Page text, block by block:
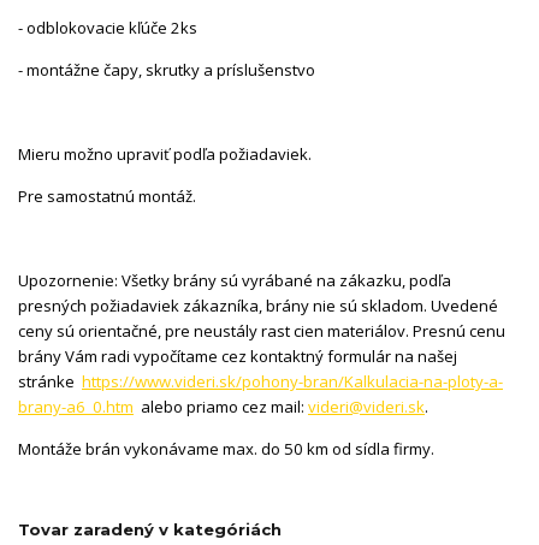
- odblokovacie kľúče 2ks
- montážne čapy, skrutky a príslušenstvo
Mieru možno upraviť podľa požiadaviek.
Pre samostatnú montáž.
Upozornenie: Všetky brány sú vyrábané na zákazku, podľa
presných požiadaviek zákazníka, brány nie sú skladom. Uvedené
ceny sú orientačné, pre neustály rast cien materiálov. Presnú cenu
brány Vám radi vypočítame cez kontaktný formulár na našej
stránke https://www.videri.sk/pohony-bran/Kalkulacia-na-ploty-a-
brany-a6_0.htm alebo priamo cez mail: videri@videri.sk.
Montáže brán vykonávame max. do 50 km od sídla firmy.
Tovar zaradený v kategóriách